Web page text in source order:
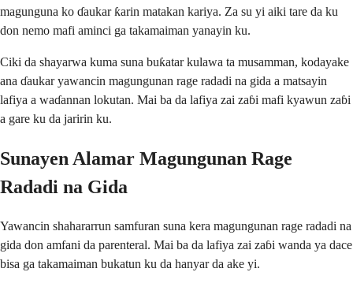
magunguna ko ɗaukar ƙarin matakan kariya. Za su yi aiki tare da ku
don nemo mafi aminci ga takamaiman yanayin ku.
Ciki da shayarwa kuma suna buƙatar kulawa ta musamman, kodayake
ana ɗaukar yawancin magungunan rage radadi na gida a matsayin
lafiya a waɗannan lokutan. Mai ba da lafiya zai zaɓi mafi kyawun zaɓi
a gare ku da jaririn ku.
Sunayen Alamar Magungunan Rage
Radadi na Gida
Yawancin shahararrun samfuran suna kera magungunan rage radadi na
gida don amfani da parenteral. Mai ba da lafiya zai zaɓi wanda ya dace
bisa ga takamaiman bukatun ku da hanyar da ake yi.